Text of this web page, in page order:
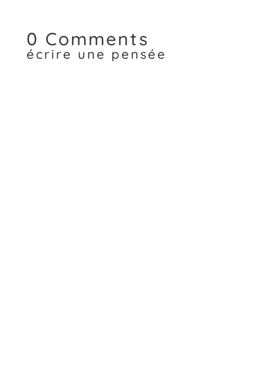
0 Comments
écrire une pensée